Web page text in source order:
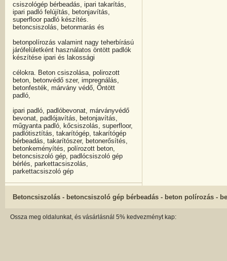
csiszológép bérbeadás, ipari takarítás,
ipari padló felújítás, betonjavítás,
superfloor padló készítés.
betoncsiszolás, betonmarás és
betonpolírozás valamint nagy teherbírású
járófelületként használatos öntött padlók
készítése ipari és lakossági
célokra. Beton csiszolása, polirozott
beton, betonvédő szer, impregnálás,
betonfesték, márvány védő, Öntött
padló,
ipari padló, padlóbevonat, márványvédő
bevonat, padlójavítás, betonjavítás,
műgyanta padló, kőcsiszolás, superfloor,
padlótisztítás, takarítógép, takarítógép
bérbeadás, takarítószer, betonerősítés,
betonkeményítés, polírozott beton,
betoncsiszoló gép, padlócsiszoló gép
bérlés, parkettacsiszolás,
parkettacsiszoló gép
Betoncsiszolás - betoncsiszoló gép bérbeadás - beton polírozás -
Ossza meg oldalunkat, és vásárlásnál 5% kedvezményt kap: